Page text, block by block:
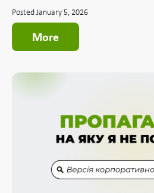
Posted January 5, 2026
More